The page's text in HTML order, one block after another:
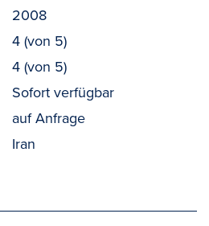
2008
4 (von 5)
4 (von 5)
Sofort verfügbar
auf Anfrage
Iran